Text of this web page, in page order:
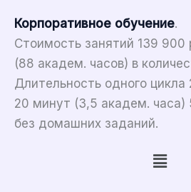
Корпоративное обучение.
Стоимость занятий 139 900
(88 академ. часов) в
Длительность одного
20 минут (3,5 академ.
без домашних заданий.
Меню